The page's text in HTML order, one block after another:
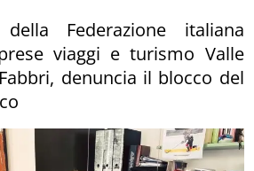
Federazione italiana
viaggi e turismo Valle
denuncia il blocco del